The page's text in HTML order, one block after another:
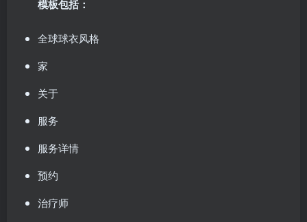
模板包括：
全球球衣风格
家
关于
服务
服务详情
预约
治疗师